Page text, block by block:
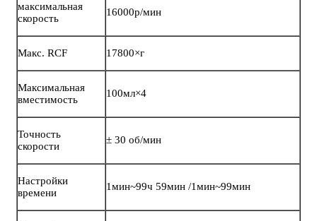
максимальная
скорость
16000р/мин
Макс. RCF 17800×г
Максимальная
вместимость
100мл×4
Точность
скорости
± 30 об/мин
Настройки
времени
1мин~99ч 59мин /1мин~99мин